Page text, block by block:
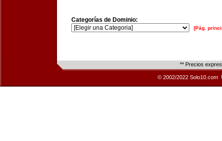
Categorías de Dominio:
[Pág.
** Precios
© 2002/2022 Solo10.com